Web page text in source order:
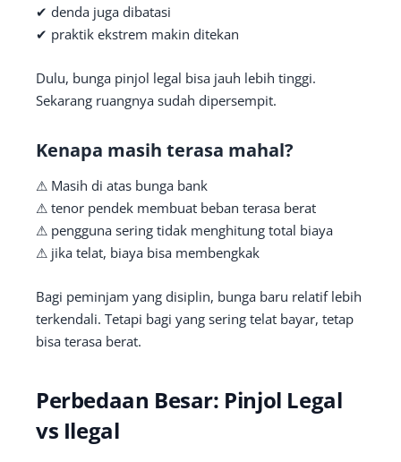
✔ denda juga dibatasi
✔ praktik ekstrem makin ditekan
Dulu, bunga pinjol legal bisa jauh lebih tinggi.
Sekarang ruangnya sudah dipersempit.
Kenapa masih terasa mahal?
⚠ Masih di atas bunga bank
⚠ tenor pendek membuat beban terasa berat
⚠ pengguna sering tidak menghitung total biaya
⚠ jika telat, biaya bisa membengkak
Bagi peminjam yang disiplin, bunga baru relatif lebih
terkendali. Tetapi bagi yang sering telat bayar, tetap
bisa terasa berat.
Perbedaan Besar: Pinjol Legal
vs Ilegal